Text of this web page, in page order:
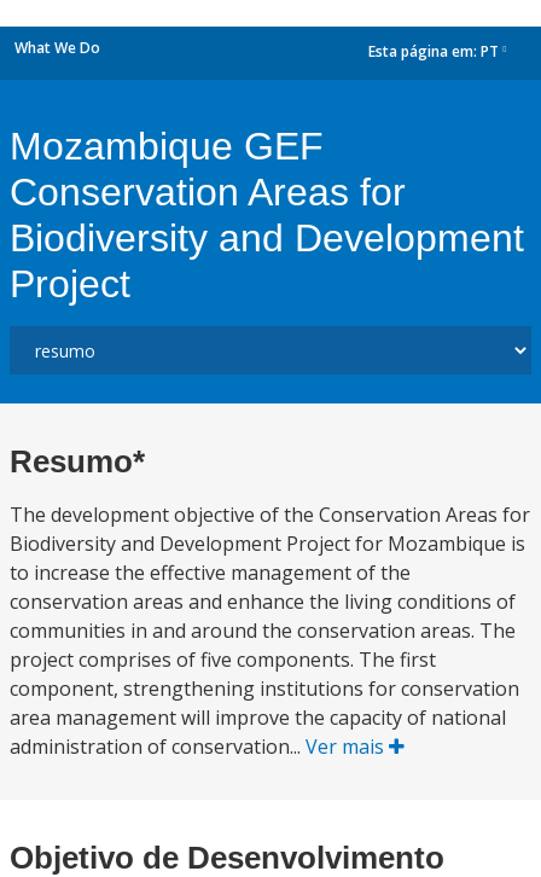
What We Do Esta página em: PT
Mozambique GEF
Conservation Areas for
Biodiversity and Development
Project
Resumo*
The development objective of the Conservation Areas for
Biodiversity and Development Project for Mozambique is
to increase the effective management of the
conservation areas and enhance the living conditions of
communities in and around the conservation areas. The
project comprises of five components. The first
component, strengthening institutions for conservation
area management will improve the capacity of national
administration of conservation... Ver mais
Objetivo de Desenvolvimento